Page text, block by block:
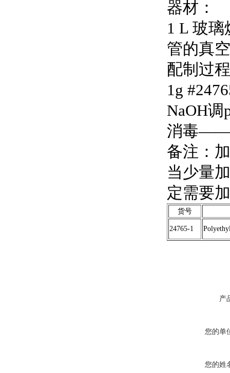
器材：
1 L 玻
管的真
配制过
1g
NaOH
消毒——
备注：
当少量
定需要
货号
24765-1
产
您的单
您的姓